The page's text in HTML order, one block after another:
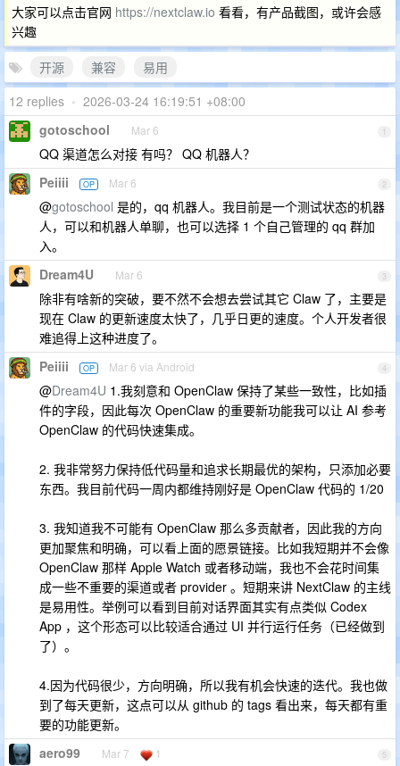
大家可以点击官网 https://nextclaw.io 看看，有产品截图，或许会感
兴趣
开源
兼容
易用
12 replies • 2026-03-24 16:19:51 +08:00
1
gotoschool Mar 6
QQ 渠道怎么对接 有吗？ QQ 机器人？
2
Peiiii OP Mar 6
@gotoschool 是的，qq 机器人。我目前是一个测试状态的机器
人，可以和机器人单聊，也可以选择 1 个自己管理的 qq 群加
入。
3
Dream4U Mar 6
除非有啥新的突破，要不然不会想去尝试其它 Claw 了，主要是
现在 Claw 的更新速度太快了，几乎日更的速度。个人开发者很
难追得上这种进度了。
4
Peiiii OP Mar 6 via Android
@Dream4U 1.我刻意和 OpenClaw 保持了某些一致性，比如插
件的字段，因此每次 OpenClaw 的重要新功能我可以让 AI 参考
OpenClaw 的代码快速集成。
2. 我非常努力保持低代码量和追求长期最优的架构，只添加必要
东西。我目前代码一周内都维持刚好是 OpenClaw 代码的 1/20
3. 我知道我不可能有 OpenClaw 那么多贡献者，因此我的方向
更加聚焦和明确，可以看上面的愿景链接。比如我短期并不会像
OpenClaw 那样 Apple Watch 或者移动端，我也不会花时间集
成一些不重要的渠道或者 provider 。短期来讲 NextClaw 的主线
是易用性。举例可以看到目前对话界面其实有点类似 Codex
App ，这个形态可以比较适合通过 UI 并行运行任务（已经做到
了）。
4.因为代码很少，方向明确，所以我有机会快速的迭代。我也做
到了每天更新，这点可以从 github 的 tags 看出来，每天都有重
要的功能更新。
5
aero99 Mar 7 1